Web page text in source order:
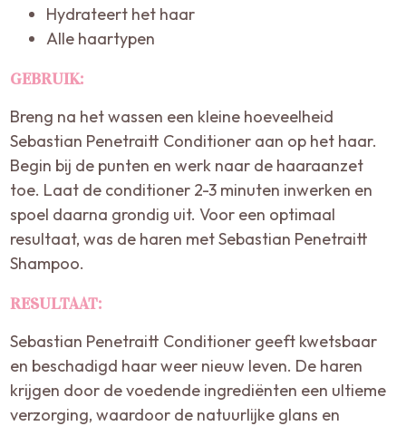
Hydrateert het haar
Alle haartypen
GEBRUIK:
Breng na het wassen een kleine hoeveelheid
Sebastian Penetraitt Conditioner aan op het haar.
Begin bij de punten en werk naar de haaraanzet
toe. Laat de conditioner 2-3 minuten inwerken en
spoel daarna grondig uit. Voor een optimaal
resultaat, was de haren met Sebastian Penetraitt
Shampoo.
RESULTAAT:
Sebastian Penetraitt Conditioner geeft kwetsbaar
en beschadigd haar weer nieuw leven. De haren
krijgen door de voedende ingrediënten een ultieme
verzorging, waardoor de natuurlijke glans en